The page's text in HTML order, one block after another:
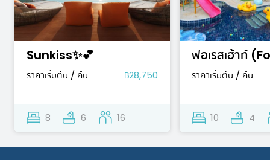
Sunkiss✨💕
ราคาเริ่มต้น / คืน ฿28,750
8 6 16
ราคาเริ่มต้น / คืน
10 4